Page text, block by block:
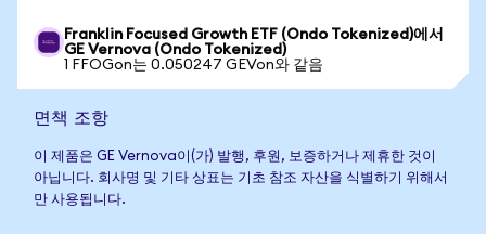
Franklin Focused Growth ETF (Ondo Tokenized)에서
GE Vernova (Ondo Tokenized)
1 FFOGon는 0.050247 GEVon와 같음
면책 조항
이 제품은 GE Vernova이(가) 발행, 후원, 보증하거나 제휴한 것이
아닙니다. 회사명 및 기타 상표는 기초 참조 자산을 식별하기 위해서
만 사용됩니다.